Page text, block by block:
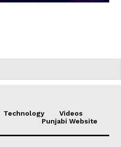
Technology
Videos
Punjabi Website